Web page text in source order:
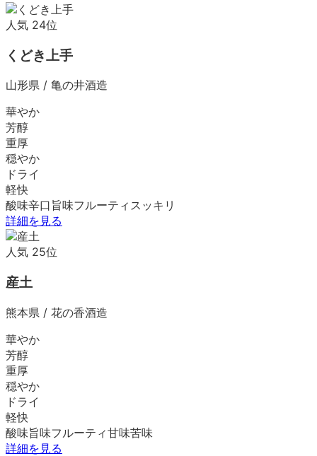
人気 24位
くどき上手
山形県 / 亀の井酒造
華やか
芳醇
重厚
穏やか
ドライ
軽快
酸味辛口 旨味フルーティ スッキリ
詳細を見る
人気 25位
産土
熊本県 / 花の香酒造
華やか
芳醇
重厚
穏やか
ドライ
軽快
酸味旨味フルーティ甘味苦味
詳細を見る